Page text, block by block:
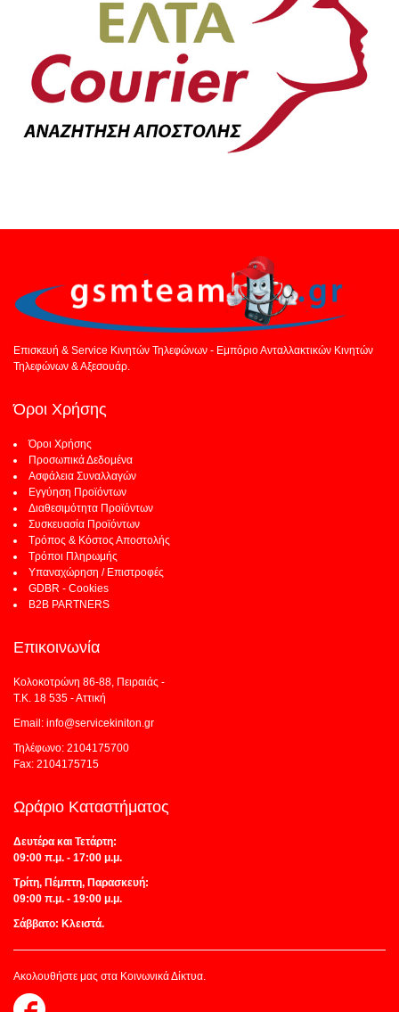
Επισκευή & Service Κινητών Τηλεφώνων - Εμπόριο Ανταλλακτικών Κινητών
Τηλεφώνων & Αξεσουάρ.
Όροι Χρήσης
Όροι Χρήσης
Προσωπικά Δεδομένα
Ασφάλεια Συναλλαγών
Εγγύηση Προϊόντων
Διαθεσιμότητα Προϊόντων
Συσκευασία Προϊόντων
Τρόπος & Κόστος Αποστολής
Τρόποι Πληρωμής
Υπαναχώρηση / Επιστροφές
GDBR - Cookies
B2B PARTNERS
Επικοινωνία
Κολοκοτρώνη 86-88, Πειραιάς -
Τ.Κ. 18 535 - Αττική
Email: info@servicekiniton.gr
Τηλέφωνο: 2104175700
Fax: 2104175715
Ωράριο Καταστήματος
Δευτέρα και Τετάρτη:
09:00 π.μ. - 17:00 μ.μ.
Τρίτη, Πέμπτη, Παρασκευή:
09:00 π.μ. - 19:00 μ.μ.
Σάββατο: Κλειστά.
Ακολουθήστε μας στα Κοινωνικά Δίκτυα.